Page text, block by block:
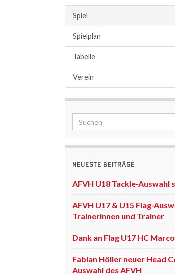
Spiel
Spielplan
Tabelle
Verein
NEUESTE BEITRÄGE
AFVH U18 Tackle-Auswahl
AFVH U17 & U15 Flag-
Trainerinnen und Trainer
Dank an Flag U17 HC
Fabian Höller neuer Head
Auswahl des AFVH